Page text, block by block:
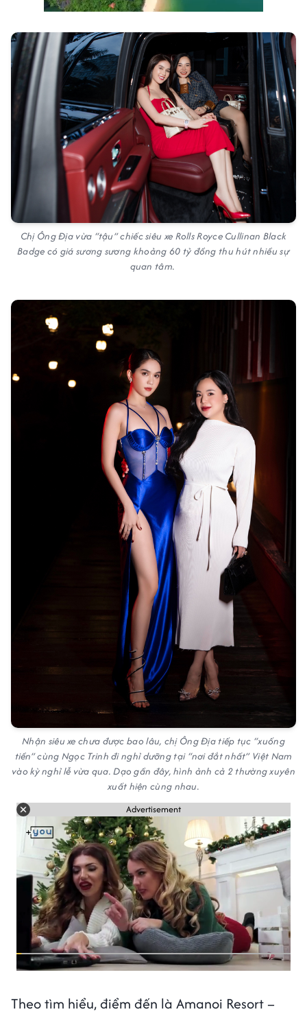
Chị Ông Địa vừa “tậu” chiếc siêu xe Rolls Royce Cullinan Black
Badge có giá sương sương khoảng 60 tỷ đồng thu hút nhiều sự
quan tâm.
Nhận siêu xe chưa được bao lâu, chị Ông Địa tiếp tục “xuống
tiền” cùng Ngọc Trinh đi nghỉ dưỡng tại “nơi đắt nhất” Việt Nam
vào kỳ nghỉ lễ vừa qua. Dạo gần đây, hình ảnh cả 2 thường xuyên
xuất hiện cùng nhau.
Advertisement
Theo tìm hiểu, điểm đến là Amanoi Resort –